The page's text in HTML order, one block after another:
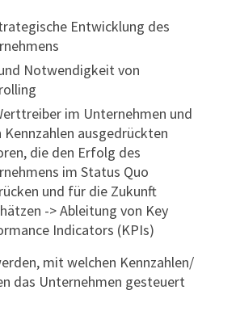
Entwicklung des
Notwendigkeit von
im Unternehmen und
Kennzahlen ausgedrückten
die den Erfolg des
im Status Quo
und für die Zukunft
-> Ableitung von Key
Indicators (KPIs)
mit welchen Kennzahlen/
das Unternehmen gesteuert